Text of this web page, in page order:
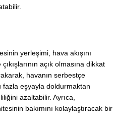
yerleşimi, hava akışını
açık olmasına dikkat
havanın serbestçe
fazla eşyayla doldurmaktan
azaltabilir. Ayrıca,
bakımını kolaylaştıracak bir